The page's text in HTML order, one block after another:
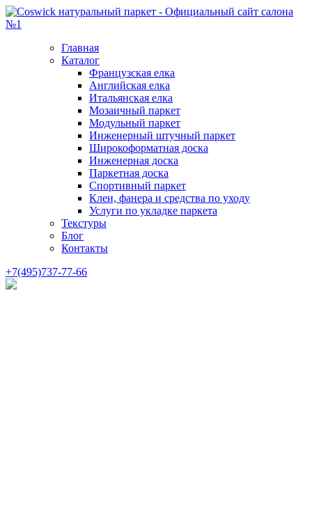
Главная
Каталог
Французская елка
Английская елка
Итальянская елка
Мозаичный паркет
Модульный паркет
Инженерный штучный паркет
Широкоформатная доска
Инженерная доска
Паркетная доска
Спортивный паркет
Клеи, фанера и средства по уходу
Услуги по укладке паркета
Текстуры
Блог
Контакты
+7(495)737-77-66